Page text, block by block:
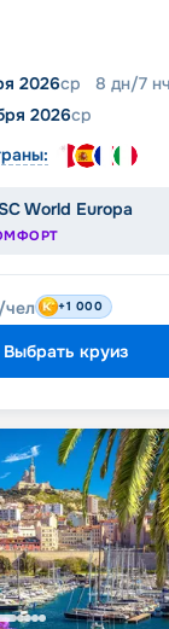
2026ср 8 дн/7 нч
2026ср
World Europa
/чел +1 000
Выбрать круиз